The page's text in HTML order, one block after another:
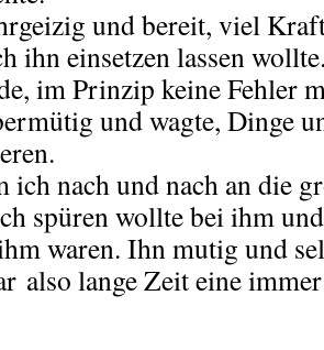
und bereit, viel
ihn einsetzen lassen
im Prinzip keine Fehler
und wagte, Dinge
ich nach und nach an die
spüren wollte bei ihm
waren. Ihn mutig und
also lange Zeit eine